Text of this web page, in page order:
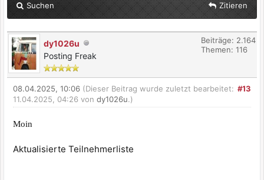
Suchen Zitieren
dy1026u
Posting Freak
Beiträge: 2.164
Themen: 116
#13
08.04.2025, 10:06 (Dieser Beitrag wurde zuletzt bearbeitet:
11.04.2025, 04:26 von dy1026u.)
Moin
Aktualisierte Teilnehmerliste